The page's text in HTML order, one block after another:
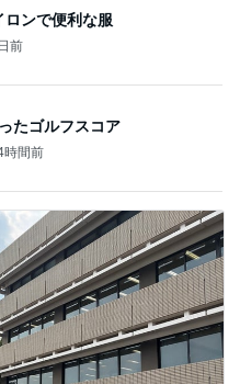
ンで便利な服
前
たゴルフスコア
時間前